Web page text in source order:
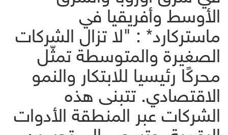
الأوسط وأفريقيا في
ماستركارد* : "لا تزال الشركات
الصغيرة والمتوسطة تمثّل
محركًا رئيسيا للابتكار والنمو
الاقتصادي. تتبنى هذه
الشركات عبر المنطقة الأدوات